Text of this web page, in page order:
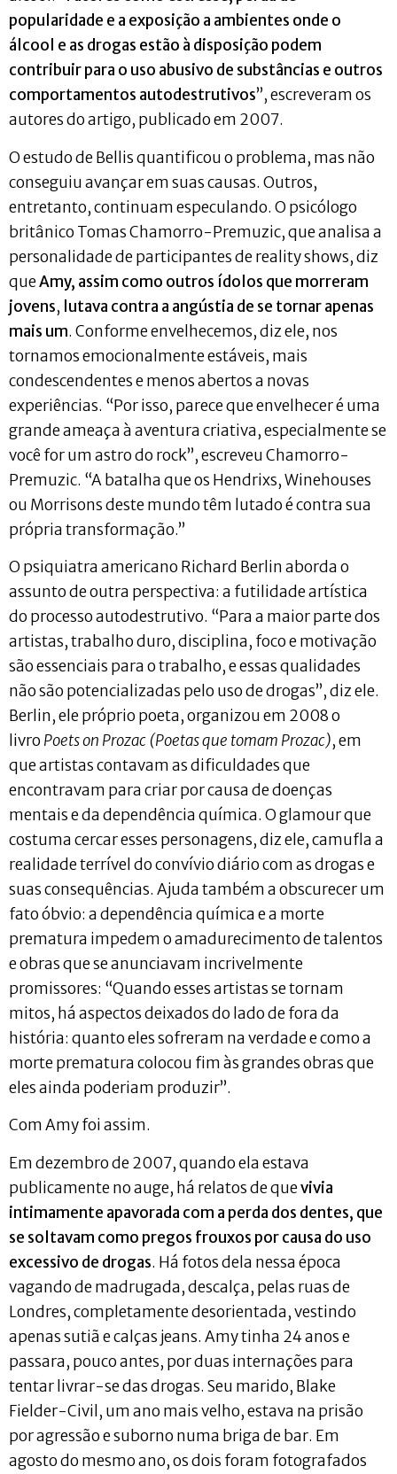
popularidade e a exposição a ambientes onde o
álcool e as drogas estão à disposição podem
contribuir para o uso abusivo de substâncias e outros
comportamentos autodestrutivos”, escreveram os
autores do artigo, publicado em 2007.
O estudo de Bellis quantificou o problema, mas não
conseguiu avançar em suas causas. Outros,
entretanto, continuam especulando. O psicólogo
britânico Tomas Chamorro-Premuzic, que analisa a
personalidade de participantes de reality shows, diz
queAmy, assim como outros ídolos que morreram
jovens, lutava contra a angústia de se tornar apenas
mais um. Conforme envelhecemos, diz ele, nos
tornamos emocionalmente estáveis, mais
condescendentes e menos abertos a novas
experiências. “Por isso, parece que envelhecer é uma
grande ameaça à aventura criativa, especialmente se
você for um astro do rock”, escreveu Chamorro-
Premuzic. “A batalha que os Hendrixs, Winehouses
ou Morrisons deste mundo têm lutado é contra sua
própria transformação.”
O psiquiatra americano Richard Berlin aborda o
assunto de outra perspectiva: a futilidade artística
do processo autodestrutivo. “Para a maior parte dos
artistas, trabalho duro, disciplina, foco e motivação
são essenciais para o trabalho, e essas qualidades
não são potencializadas pelo uso de drogas”, diz ele.
Berlin, ele próprio poeta, organizou em 2008 o
livro Poets on Prozac (Poetas que tomam Prozac), em
que artistas contavam as dificuldades que
encontravam para criar por causa de doenças
mentais e da dependência química. O glamour que
costuma cercar esses personagens, diz ele, camufla a
realidade terrível do convívio diário com as drogas e
suas consequências. Ajuda também a obscurecer um
fato óbvio: a dependência química e a morte
prematura impedem o amadurecimento de talentos
e obras que se anunciavam incrivelmente
promissores: “Quando esses artistas se tornam
mitos, há aspectos deixados do lado de fora da
história: quanto eles sofreram na verdade e como a
morte prematura colocou fim às grandes obras que
eles ainda poderiam produzir”.
Com Amy foi assim.
Em dezembro de 2007, quando ela estava
publicamente no auge, há relatos de quevivia
intimamente apavorada com a perda dos dentes, que
se soltavam como pregos frouxos por causa do uso
excessivo de drogas. Há fotos dela nessa época
vagando de madrugada, descalça, pelas ruas de
Londres, completamente desorientada, vestindo
apenas sutiã e calças jeans. Amy tinha 24 anos e
passara, pouco antes, por duas internações para
tentar livrar-se das drogas. Seu marido, Blake
Fielder-Civil, um ano mais velho, estava na prisão
por agressão e suborno numa briga de bar. Em
agosto do mesmo ano, os dois foram fotografados